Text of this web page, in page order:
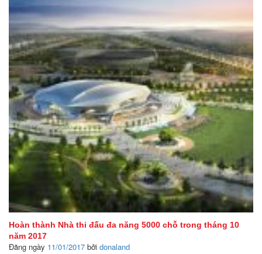
Hoàn thành Nhà thi đấu đa năng 5000 chỗ trong tháng 10
năm 2017
Đăng ngày 11/01/2017 bởi donaland